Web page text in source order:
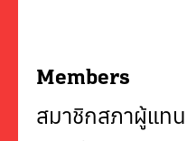
Members
สมาชิกสภาผู้แท